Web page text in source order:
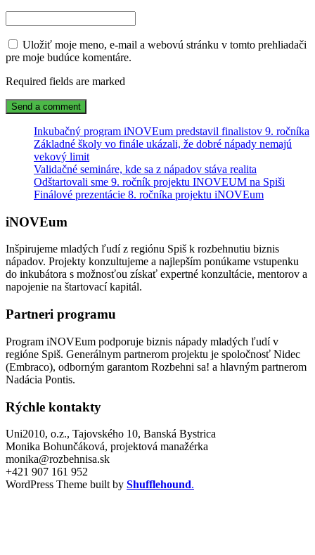
Uložiť moje meno, e-mail a webovú stránku v tomto prehliadači
pre moje budúce komentáre.
Required fields are marked
Inkubačný program iNOVEum predstavil finalistov 9. ročníka
Základné školy vo finále ukázali, že dobré nápady nemajú
vekový limit
Validačné semináre, kde sa z nápadov stáva realita
Odštartovali sme 9. ročník projektu INOVEUM na Spiši
Finálové prezentácie 8. ročníka projektu iNOVEum
iNOVEum
Inšpirujeme mladých ľudí z regiónu Spiš k rozbehnutiu biznis
nápadov. Projekty konzultujeme a najlepším ponúkame vstupenku
do inkubátora s možnosťou získať expertné konzultácie, mentorov a
napojenie na štartovací kapitál.
Partneri programu
Program iNOVEum podporuje biznis nápady mladých ľudí v
regióne Spiš. Generálnym partnerom projektu je spoločnosť Nidec
(Embraco), odborným garantom Rozbehni sa! a hlavným partnerom
Nadácia Pontis.
Rýchle kontakty
Uni2010, o.z., Tajovského 10, Banská Bystrica
Monika Bohunčáková, projektová manažérka
monika@rozbehnisa.sk
+421 907 161 952
WordPress Theme built by Shufflehound.